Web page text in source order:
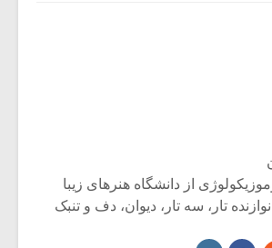
از دانشگاه هنرهای زیبا
تار، سه تار، دیوان، دف و تنبک